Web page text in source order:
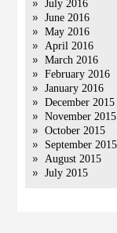
July 2016
June 2016
May 2016
April 2016
March 2016
February 2016
January 2016
December 2015
November 2015
October 2015
September 2015
August 2015
July 2015